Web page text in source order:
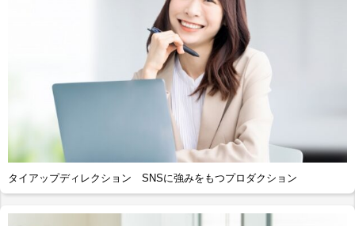
タイアップディレクション SNSに強みをもつプロダクション